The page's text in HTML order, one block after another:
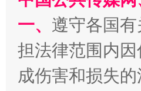
揭开“小金库”的免责幌
一、 遵守各国
担法律范围内
成伤害和损失